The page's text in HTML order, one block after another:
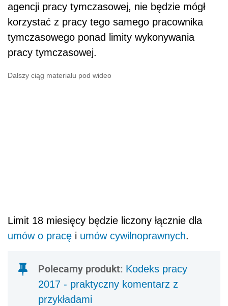
agencji pracy tymczasowej, nie będzie mógł
korzystać z pracy tego samego pracownika
tymczasowego ponad limity wykonywania
pracy tymczasowej.
Dalszy ciąg materiału pod wideo
Limit 18 miesięcy będzie liczony łącznie dla
umów o pracę i umów cywilnoprawnych.
Polecamy produkt: Kodeks pracy
2017 - praktyczny komentarz z
przykładami